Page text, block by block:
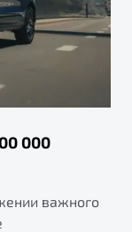
000
важного